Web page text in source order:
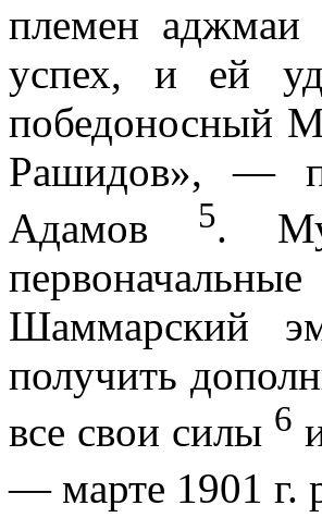
племен
успех, и ей
победо­носный
Рашидов», —
Адамов
5.
Шаммарский
получить
все свои силы 6
— марте 1901 г.